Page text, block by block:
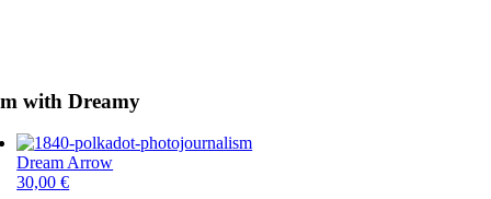
with Dreamy
Dream Arrow
30,00€